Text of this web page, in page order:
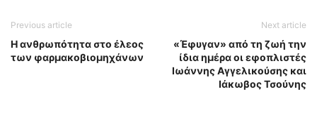
Previous article
Η ανθρωπότητα στο έλεος
των φαρμακοβιομηχάνων
Next article
«Έφυγαν» από τη ζωή την
ίδια ημέρα οι εφοπλιστές
Ιωάννης Αγγελικούσης και
Ιάκωβος Τσούνης